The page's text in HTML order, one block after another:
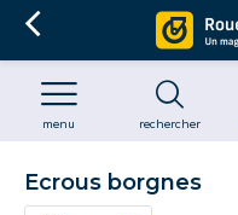
rechercher
menu
Ecrous borgnes